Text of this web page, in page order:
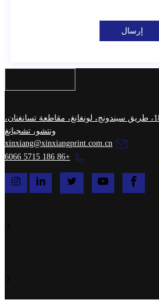
إرسال
رقم 1115-185، طريق سيندونج، لونغانغ، مقاطعة تسانغنان،
ونتشو، تشجيانغ
xinxiang@xinxiangprint.com.cn
+86 186 5715 6066